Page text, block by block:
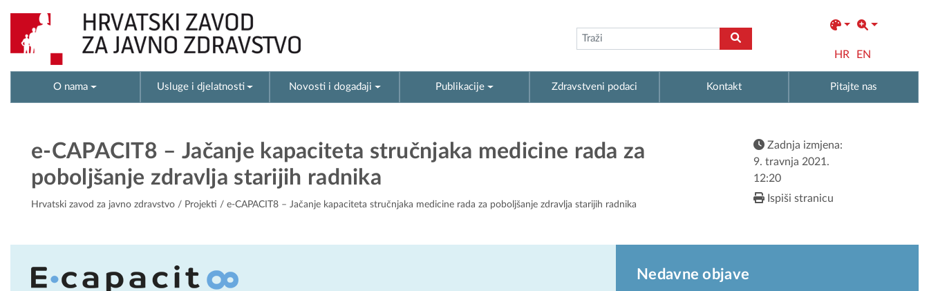
HR EN
O nama Usluge i djelatnosti Novosti i događaji Publikacije Zdravstveni podaci Kontakt Pitajte nas
e-CAPACIT8 – Jačanje kapaciteta stručnjaka medicine rada za
poboljšanje zdravlja starijih radnika
Hrvatski zavod za javno zdravstvo / Projekti / e-CAPACIT8 – Jačanje kapaciteta stručnjaka medicine rada za poboljšanje zdravlja starijih radnika
Zadnja izmjena:
9. travnja 2021.
12:20
Ispiši stranicu
Nedavne objave